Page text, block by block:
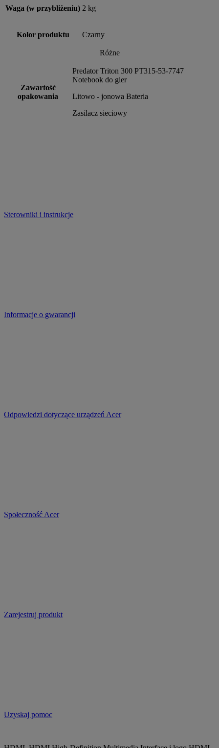
Waga (w przybliżeniu) 2 kg
Kolor produktu Czarny
Różne
Zawartość
opakowania
Predator Triton 300 PT315-53-7747
Notebook do gier
Litowo - jonowa Bateria
Zasilacz sieciowy
Sterowniki i instrukcje
Informacje o gwarancji
Odpowiedzi dotyczące urządzeń Acer
Społeczność Acer
Zarejestruj produkt
Uzyskaj pomoc